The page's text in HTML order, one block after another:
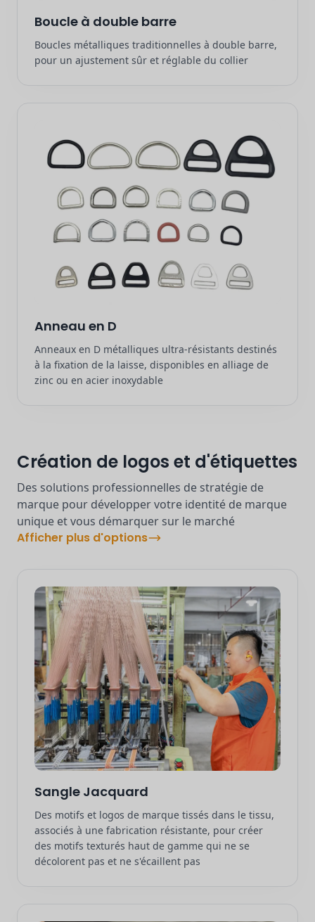
Boucle à double barre
Boucles métalliques traditionnelles à double barre,
pour un ajustement sûr et réglable du collier
Anneau en D
Anneaux en D métalliques ultra-résistants destinés
à la fixation de la laisse, disponibles en alliage de
zinc ou en acier inoxydable
Création de logos et d'étiquettes
Des solutions professionnelles de stratégie de
marque pour développer votre identité de marque
unique et vous démarquer sur le marché
Afficher plus d'options
Sangle Jacquard
Des motifs et logos de marque tissés dans le tissu,
associés à une fabrication résistante, pour créer
des motifs texturés haut de gamme qui ne se
décolorent pas et ne s'écaillent pas